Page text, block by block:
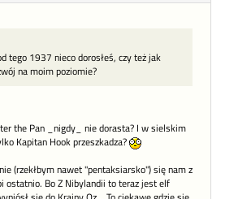
tego 1937 nieco dorosłeś, czy też jak
na moim poziomie?
the Pan _nigdy_ nie dorasta? I w sielskim
Kapitan Hook przeszkadza?
(rzekłbym nawet "pentaksiarsko") się nam z
ostatnio. Bo Z Nibylandii to teraz jest elf